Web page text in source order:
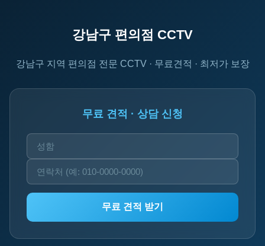
강남구 편의점 CCTV
강남구 지역 편의점 전문 CCTV · 무료견적 · 최저가 보장
무료 견적 · 상담 신청
무료 견적 받기